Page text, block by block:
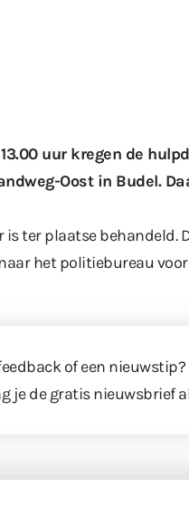
13.00 uur kregen de
Oost in Budel.
is ter plaatse behandeld.
het politiebureau
of een nieuwstip?
je de gratis nieuwsbrief